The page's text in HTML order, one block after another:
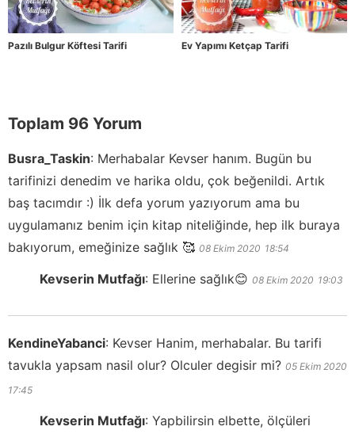
Pazılı Bulgur Köftesi Tarifi Ev Yapımı Ketçap Tarifi
Toplam 96 Yorum
Busra_Taskin: Merhabalar Kevser hanım. Bugün bu
tarifinizi denedim ve harika oldu, çok beğenildi. Artık
baş tacımdır :) İlk defa yorum yazıyorum ama bu
uygulamanız benim için kitap niteliğinde, hep ilk buraya
bakıyorum, emeğinize sağlık 🥰 08 Ekim 2020 18:54
Kevserin Mutfağı: Ellerine sağlık😊 08 Ekim 2020 19:03
KendineYabanci: Kevser Hanim, merhabalar. Bu tarifi
tavukla yapsam nasil olur? Olculer degisir mi? 05 Ekim 2020
17:45
Kevserin Mutfağı: Yapbilirsin elbette, ölçüleri